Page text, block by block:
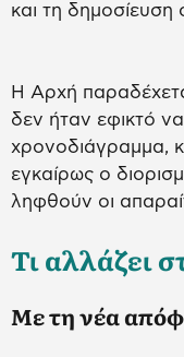
και τη
Η Αρχή
δεν ήταν εφικτό
χρονοδιάγραμμα,
εγκαίρως ο
ληφθούν οι
Τι αλλάζει
Με τη νέα